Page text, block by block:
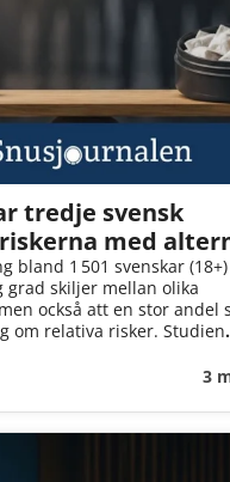
tredje svensk
med
bland 1 501 svenskar
grad skiljer mellan olika
också att en stor andel
om relativa risker. Studien
på en snabbt 3